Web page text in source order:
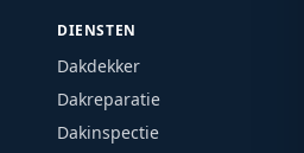
DIENSTEN
Dakdekker
Dakreparatie
Dakinspectie